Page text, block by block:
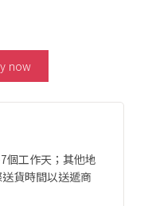
Necklace 數量
now
個工作天；其他地
貨時間以送遞商